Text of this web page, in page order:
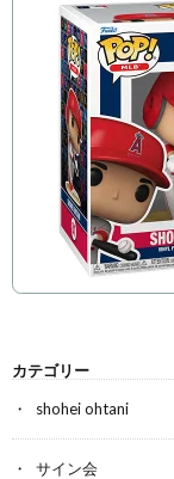
カテゴリー
shohei ohtani
サイン会